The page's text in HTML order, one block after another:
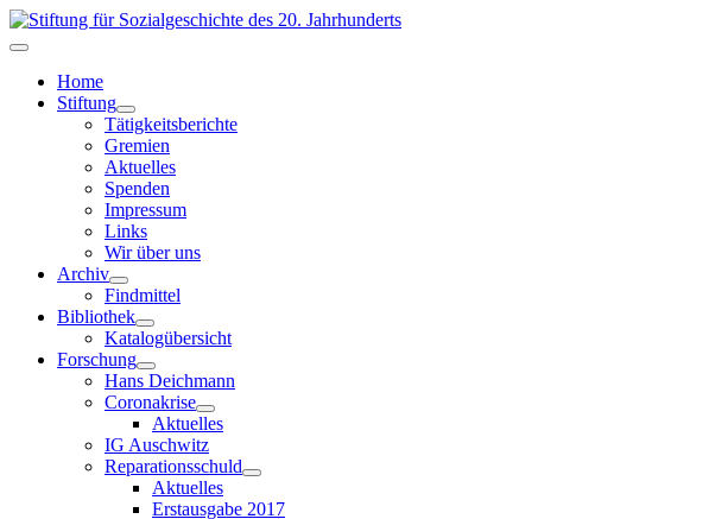
Home
Stiftung
Tätigkeitsberichte
Gremien
Aktuelles
Spenden
Impressum
Links
Wir über uns
Archiv
Findmittel
Bibliothek
Katalogübersicht
Forschung
Hans Deichmann
Coronakrise
Aktuelles
IG Auschwitz
Reparationsschuld
Aktuelles
Erstausgabe 2017